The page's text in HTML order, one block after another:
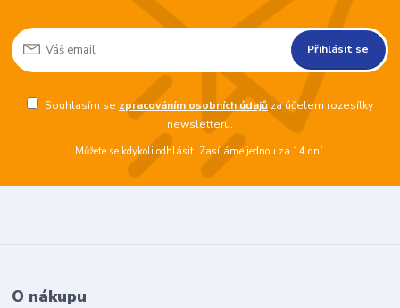
Přihlásit se
Souhlasím se zpracováním osobních údajůza účelem rozesílky
newsletteru.
Můžete se kdykoli odhlásit. Zasíláme jednou za 14 dní.
O nákupu